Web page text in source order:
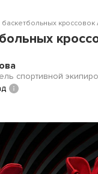
кроссовок
спортивной